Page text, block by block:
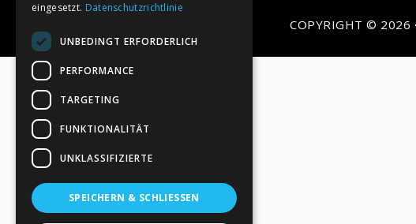
COPYRIGHT © 2026 ·
eingesetzt. Datenschutzrichtlinie
UNBEDINGT ERFORDERLICH
PERFORMANCE
TARGETING
FUNKTIONALITÄT
UNKLASSIFIZIERTE
SPEICHERN & SCHLIESSEN